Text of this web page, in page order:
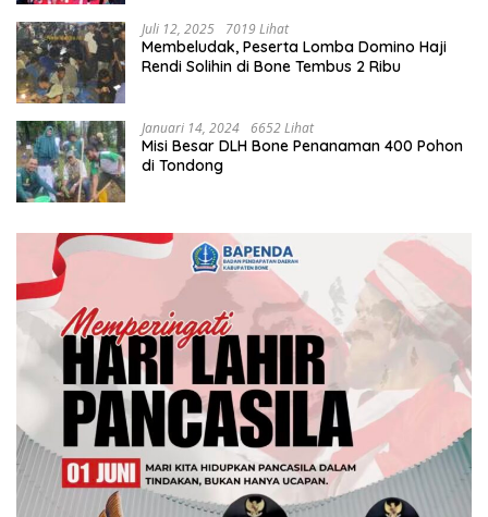
Juli 12, 2025 7019 Lihat
Membeludak, Peserta Lomba Domino Haji
Rendi Solihin di Bone Tembus 2 Ribu
Januari 14, 2024 6652 Lihat
Misi Besar DLH Bone Penanaman 400 Pohon
di Tondong